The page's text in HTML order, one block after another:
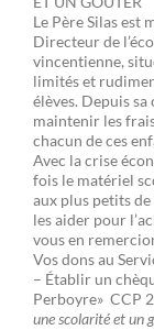
Le Père Silas est
Directeur de
vincentienne,
limités et
élèves. Depuis
maintenir les
chacun de ces
Avec la crise
fois le matériel
aux plus petits
les aider pour
vous en
Vos dons au
– Établir un
Perboyre» CCP
une scolarité et un